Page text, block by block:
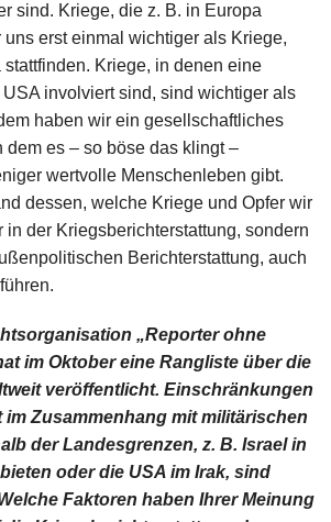
sind. Kriege, die z. B. in Europa
uns erst einmal wichtiger als Kriege,
Kriege, in denen eine
involviert sind, sind wichtiger als
haben wir ein gesellschaftliches
dem es – so böse das klingt –
wertvolle Menschenleben gibt.
dessen, welche Kriege und Opfer wir
in der Kriegsberichterstattung, sondern
Berichterstattung, auch
„Reporter ohne
im Oktober eine Rangliste über die
veröffentlicht. Einschränkungen
im Zusammenhang mit militärischen
der Landesgrenzen, z. B. Israel in
oder die USA im Irak, sind
Faktoren haben Ihrer Meinung